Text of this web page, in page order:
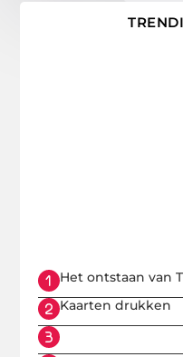
Het ontstaan van
Kaarten drukken